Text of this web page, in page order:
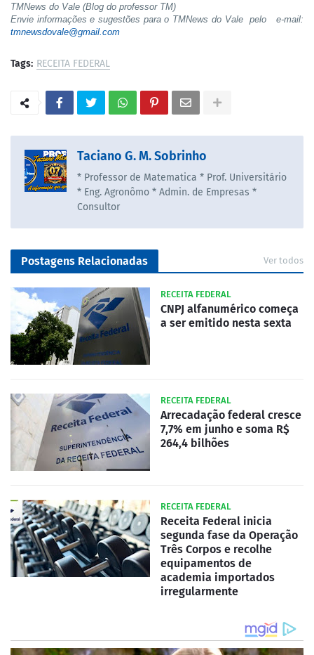
TMNews do Vale (Blog do professor TM)
Envie informações e sugestões para o TMNews do Vale pelo e-mail:
tmnewsdovale@gmail.com
Tags: RECEITA FEDERAL
Taciano G. M. Sobrinho
* Professor de Matematica * Prof. Universitário
* Eng. Agronômo * Admin. de Empresas *
Consultor
Postagens Relacionadas Ver todos
RECEITA FEDERAL
CNPJ alfanumérico começa
a ser emitido nesta sexta
RECEITA FEDERAL
Arrecadação federal cresce
7,7% em junho e soma R$
264,4 bilhões
RECEITA FEDERAL
Receita Federal inicia
segunda fase da Operação
Três Corpos e recolhe
equipamentos de
academia importados
irregularmente